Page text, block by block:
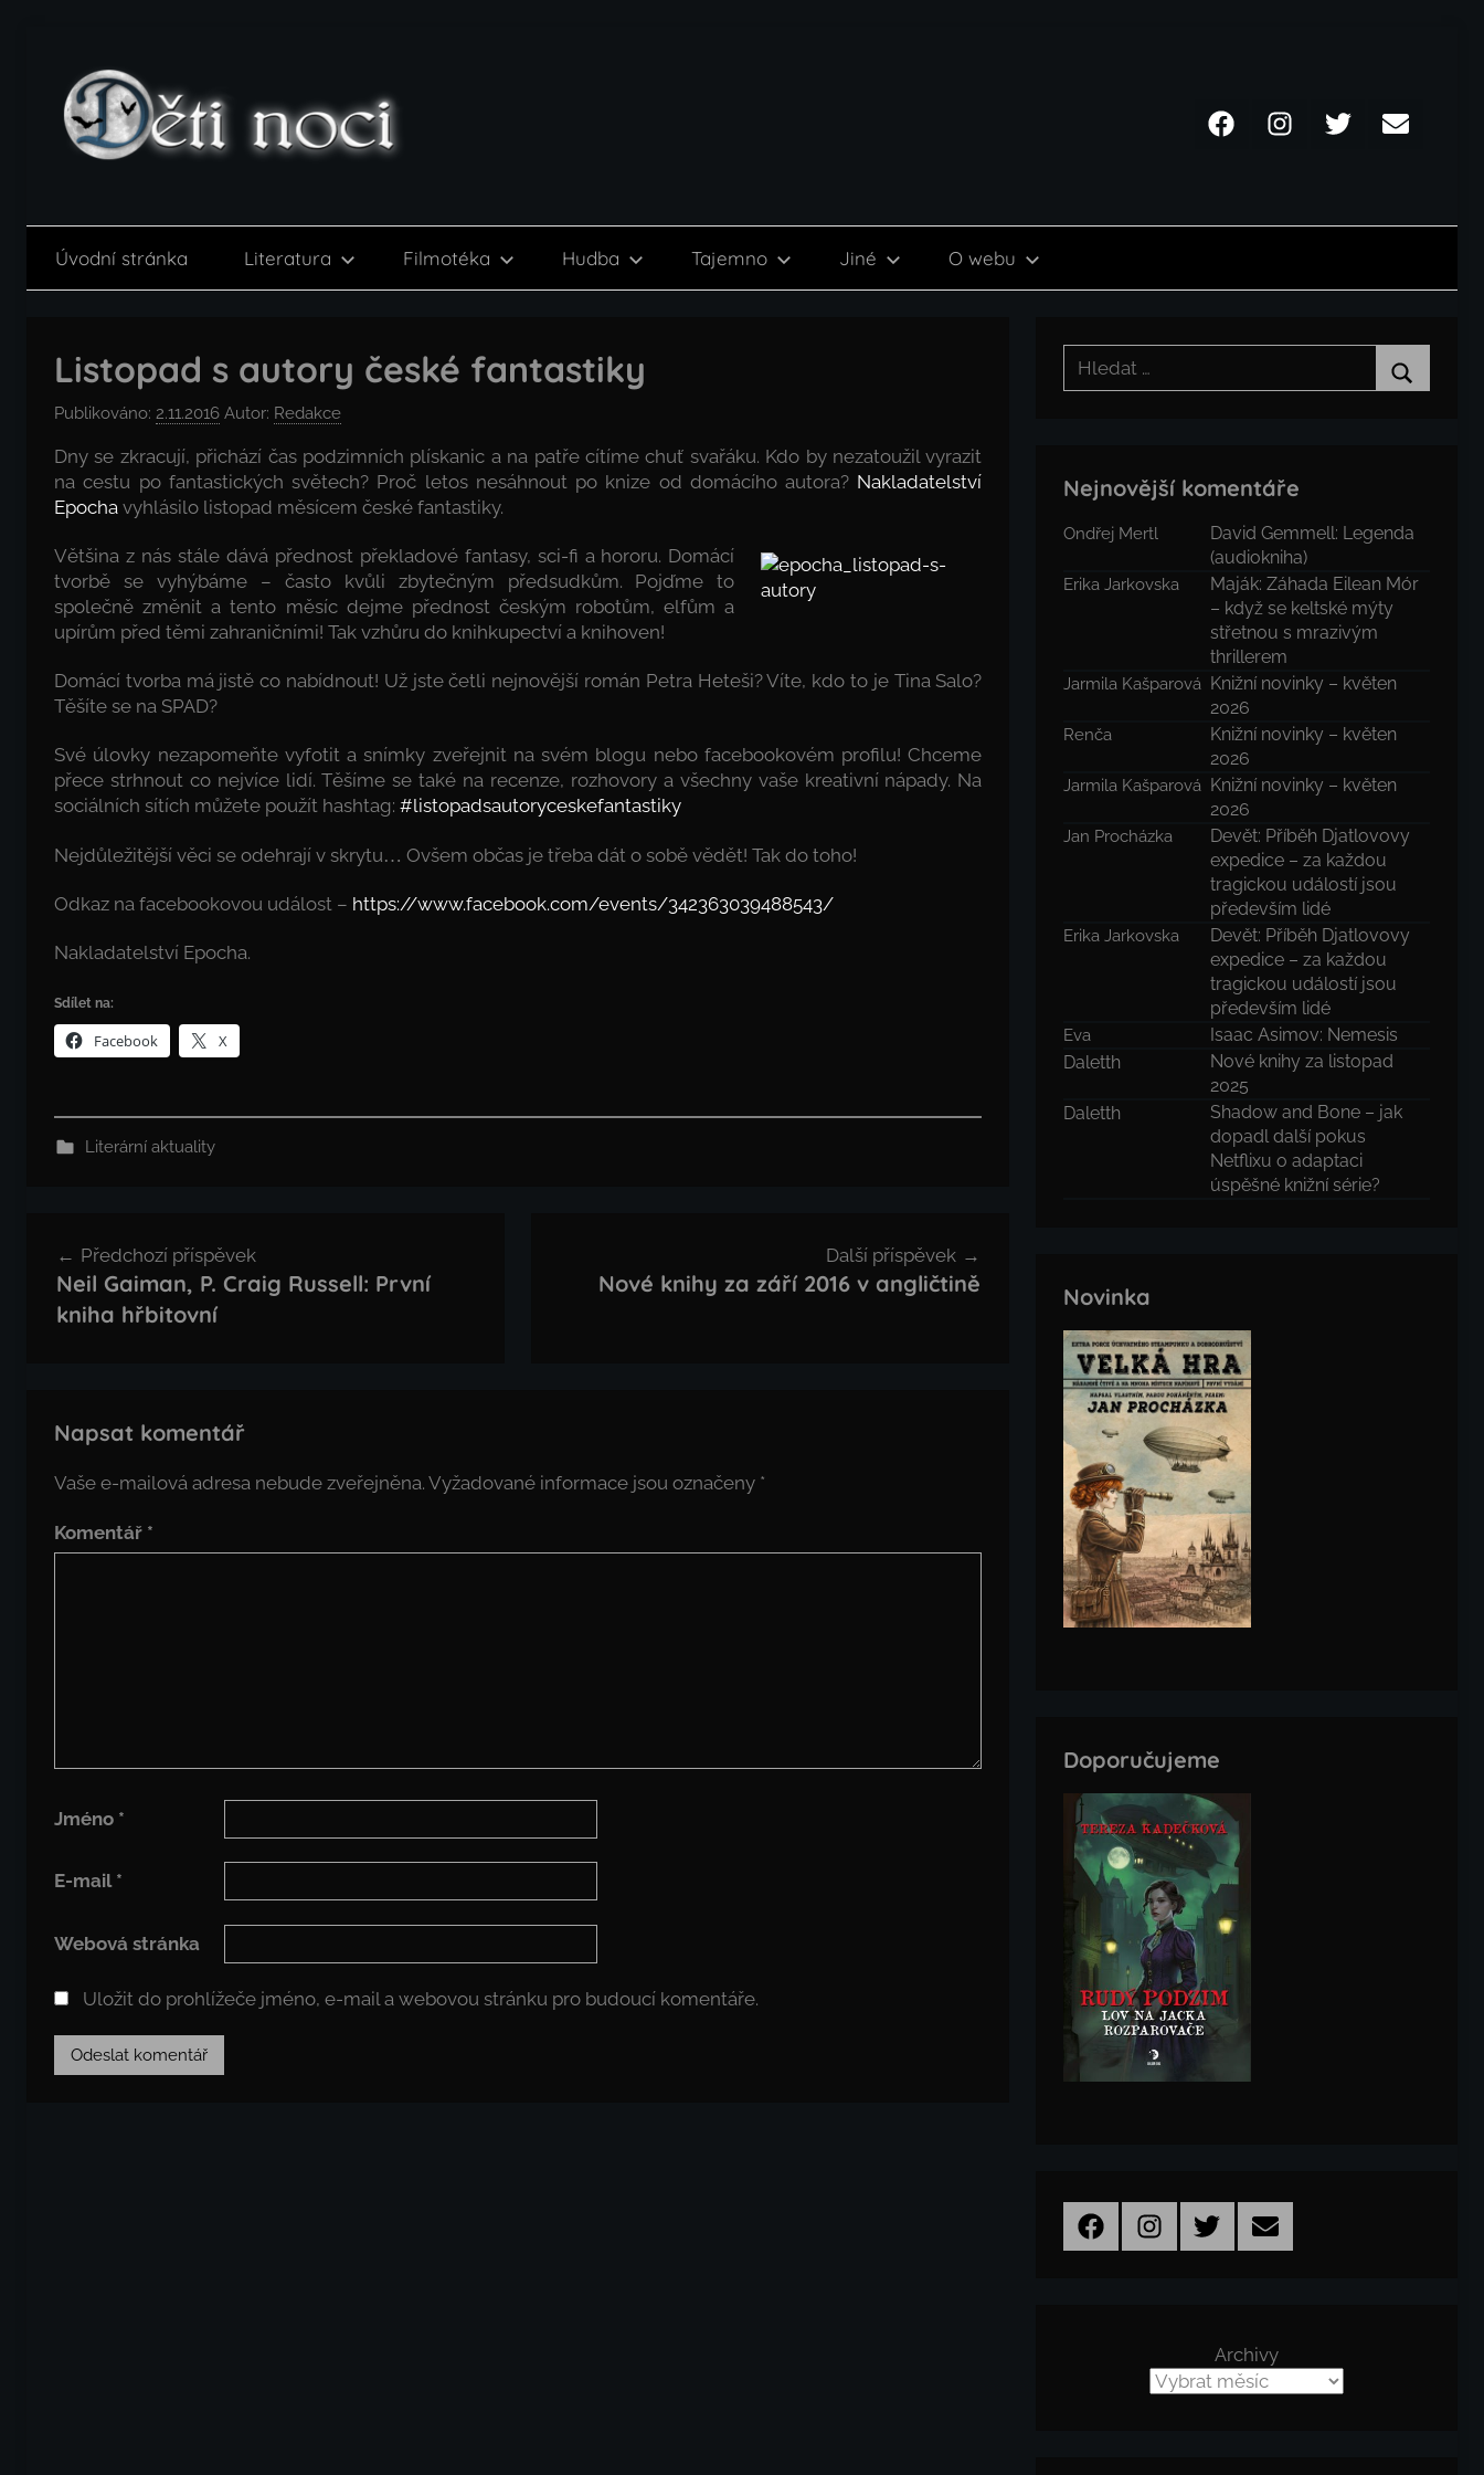
obsahu
noci
FacebookInstagramTwitterEmail
Úvodní stránka Literatura Filmotéka Hudba Tajemno Jiné O webu
Listopad s autory české fantastiky
Publikováno: 2.11.2016 Autor: Redakce
Dny se zkracují, přichází čas podzimních plískanic a na patře cítíme chuť svařáku. Kdo by nezatoužil vyrazit
na cestu po fantastických světech? Proč letos nesáhnout po knize od domácího autora? Nakladatelství
Epocha vyhlásilo listopad měsícem české fantastiky.
Většina z nás stále dává přednost překladové fantasy, sci-fi a hororu. Domácí
tvorbě se vyhýbáme – často kvůli zbytečným předsudkům. Pojďme to
společně změnit a tento měsíc dejme přednost českým robotům, elfům a
upírům před těmi zahraničními! Tak vzhůru do knihkupectví a knihoven!
Domácí tvorba má jistě co nabídnout! Už jste četli nejnovější román Petra Heteši? Víte, kdo to je Tina Salo?
Těšíte se na SPAD?
Své úlovky nezapomeňte vyfotit a snímky zveřejnit na svém blogu nebo facebookovém profilu! Chceme
přece strhnout co nejvíce lidí. Těšíme se také na recenze, rozhovory a všechny vaše kreativní nápady. Na
sociálních sítích můžete použít hashtag: #listopadsautoryceskefantastiky
Nejdůležitější věci se odehrají v skrytu… Ovšem občas je třeba dát o sobě vědět! Tak do toho!
Odkaz na facebookovou událost – https://www.facebook.com/events/342363039488543/
Nakladatelství Epocha.
Sdílet na:
Facebook X
Literární aktuality
pro
příspěvek
Předchozí příspěvek
Neil Gaiman, P. Craig Russell: První
kniha hřbitovní
Další příspěvek
Nové knihy za září 2016 v angličtině
Napsat komentář
Vaše e-mailová adresa nebude zveřejněna. Vyžadované informace jsou označeny *
Komentář *
Jméno *
E-mail *
Webová stránka
Uložit do prohlížeče jméno, e-mail a webovou stránku pro budoucí komentáře.
Hledat:
Nejnovější komentáře
Ondřej Mertl
David Gemmell: Legenda
(audiokniha)
Erika Jarkovska
Maják: Záhada Eilean Mór
– když se keltské mýty
střetnou s mrazivým
thrillerem
Jarmila Kašparová Knižní novinky – květen
2026
Renča
Knižní novinky – květen
2026
Jarmila Kašparová Knižní novinky – květen
2026
Jan Procházka
Devět: Příběh Djatlovovy
expedice – za každou
tragickou událostí jsou
především lidé
Erika Jarkovska
Devět: Příběh Djatlovovy
expedice – za každou
tragickou událostí jsou
především lidé
Eva
Isaac Asimov: Nemesis
Daletth
Nové knihy za listopad
2025
Daletth
Shadow and Bone – jak
dopadl další pokus
Netflixu o adaptaci
úspěšné knižní série?
Novinka
Doporučujeme
FacebookInstagramTwitterEmail
Archivy